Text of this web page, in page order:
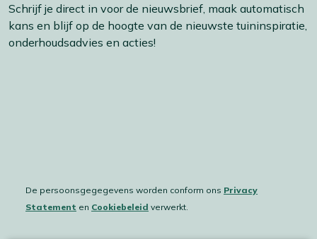
Schrijf je direct in voor de nieuwsbrief, maak automatisch
kans en blijf op de hoogte van de nieuwste tuininspiratie,
onderhoudsadvies en acties!
De persoonsgegegevens worden conform ons Privacy
Statement en Cookiebeleid verwerkt.